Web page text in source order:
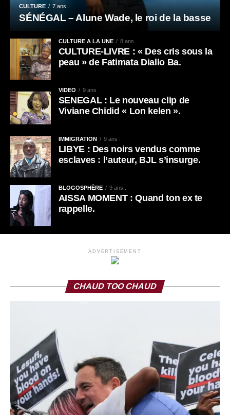
CULTURE 7 ans .
SÉNÉGAL – Alune Wade, le roi de la basse
CULTURE A LA UNE 8 ans .
CULTURE-LIVRE : « Des cris sous la
peau » de Fatimata Diallo Ba.
VIDEO 9 ans .
SENEGAL : Le nouveau clip de
Viviane Chidid « Lon kelen ».
IMMIGRATION 9 ans .
LIBYE : Des noirs vendus comme
esclaves : l’auteur, BJL s’insurge.
BLOGOSPHÈRE 9 ans .
AISSA MOMENT : Quand ton ex te
rappelle.
ADVERTISEMENT
CHAUD TOO CHAUD